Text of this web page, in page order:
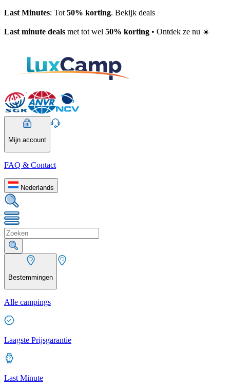
Last Minutes: Tot 50% korting. Bekijk deals
Last minute deals met tot wel 50% korting • Ontdek ze nu ☀️
Mijn account
FAQ & Contact
Nederlands
Bestemmingen
Alle campings
Laagste Prijsgarantie
Last Minute